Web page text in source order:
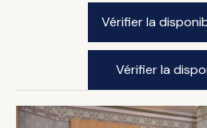
Vérifier la
Vérifier la